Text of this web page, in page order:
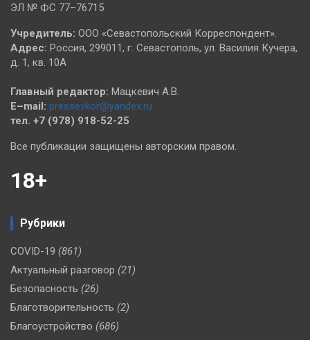
ЭЛ № ФС 77–76715
Учредитель: ООО «Севастопольский Корреспондент».
Адрес: Россия, 299011, г. Севастополь, ул. Василия Кучера,
д. 1, кв. 10А
Главный редактор: Мацкевич А.В.
E–mail: pressevkor@yandex.ru
тел. +7 (978) 918-52-25
Все публикации защищены авторским правом.
18+
Рубрики
COVID-19 (861)
Актуальный разговор (21)
Безопасность (26)
Благотворительность (2)
Благоустройство (686)